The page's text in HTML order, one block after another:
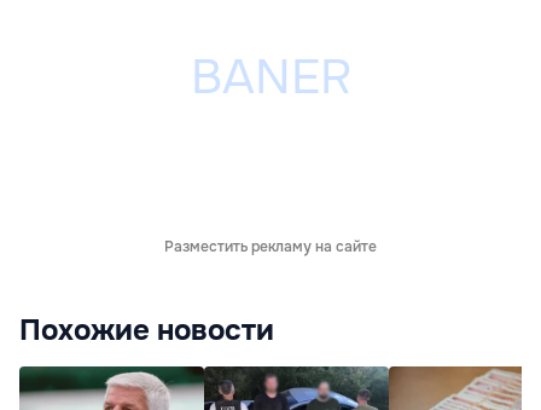
Разместить рекламу на сайте
Похожие новости